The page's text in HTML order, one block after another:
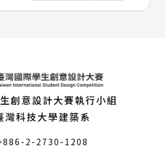
創意設計大賽執行小組
灣科技大學建築系
2-2730-1208